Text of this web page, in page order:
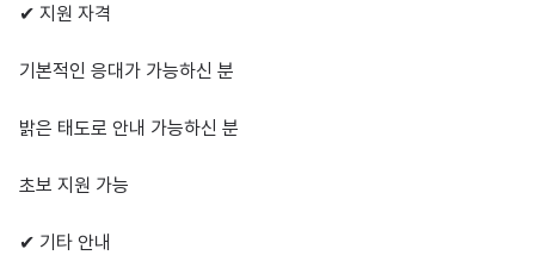
✔ 지원 자격
기본적인 응대가 가능하신 분
밝은 태도로 안내 가능하신 분
초보 지원 가능
✔ 기타 안내